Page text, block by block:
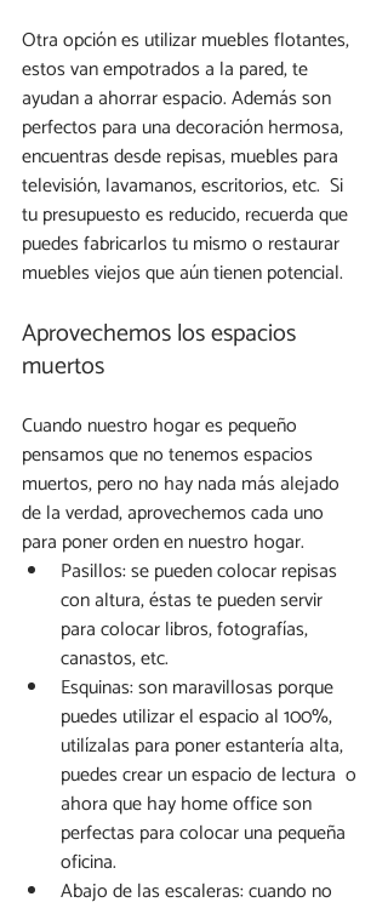
Otra opción es utilizar muebles flotantes,
estos van empotrados a la pared, te
ayudan a ahorrar espacio. Además son
perfectos para una decoración hermosa,
encuentras desde repisas, muebles para
televisión, lavamanos, escritorios, etc.  Si
tu presupuesto es reducido, recuerda que
puedes fabricarlos tu mismo o restaurar
muebles viejos que aún tienen potencial.
Aprovechemos los espacios
muertos
Cuando nuestro hogar es pequeño
pensamos que no tenemos espacios
muertos, pero no hay nada más alejado
de la verdad, aprovechemos cada uno
para poner orden en nuestro hogar.
Pasillos: se pueden colocar repisas
con altura, éstas te pueden servir
para colocar libros, fotografías,
canastos, etc.
Esquinas: son maravillosas porque
puedes utilizar el espacio al 100%,
utilízalas para poner estantería alta,
puedes crear un espacio de lectura  o
ahora que hay home office son
perfectas para colocar una pequeña
oficina.
Abajo de las escaleras: cuando no